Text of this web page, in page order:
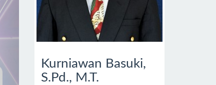
Kurniawan Basuki,
S.Pd., M.T.